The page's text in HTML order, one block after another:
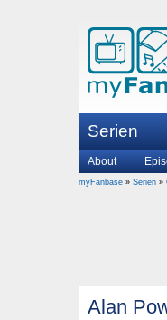
Serien
About
myFanbase » Serien »
Alan